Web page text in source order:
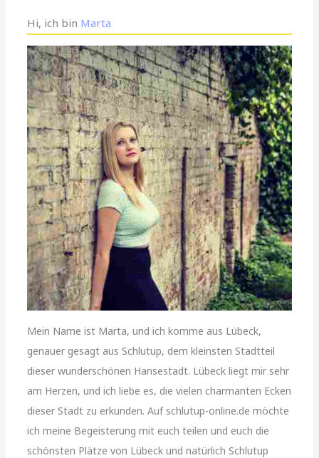
Hi, ich bin Marta
Mein Name ist Marta, und ich komme aus Lübeck,
genauer gesagt aus Schlutup, dem kleinsten Stadtteil
dieser wunderschönen Hansestadt. Lübeck liegt mir sehr
am Herzen, und ich liebe es, die vielen charmanten Ecken
dieser Stadt zu erkunden. Auf schlutup-online.de möchte
ich meine Begeisterung mit euch teilen und euch die
schönsten Plätze von Lübeck und natürlich Schlutup